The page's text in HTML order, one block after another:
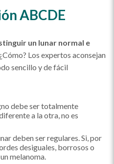
ABCDE
un lunar normal e
Los expertos aconsejan
sencillo y de fácil
debe ser totalmente
a la otra, no es
deben ser regulares. Si, por
desiguales, borrosos o
melanoma.